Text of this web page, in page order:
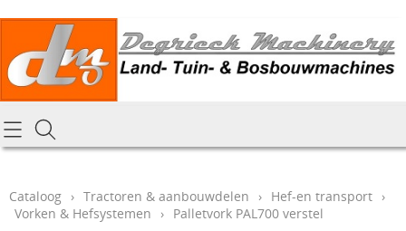
Homepagina
Tractoren & aanbouwdelen
Hoe online bestellen
Cataloog › Tractoren & aanbouwdelen › Hef-en transport ›
Vorken & Hefsystemen
› Palletvork PAL700 verstel